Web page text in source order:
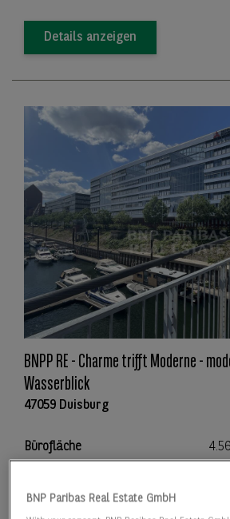
Details anzeigen
BNPP RE - Charme trifft Moderne -
Wasserblick
47059 Duisburg
Bürofläche
BNP Paribas Real Estate GmbH